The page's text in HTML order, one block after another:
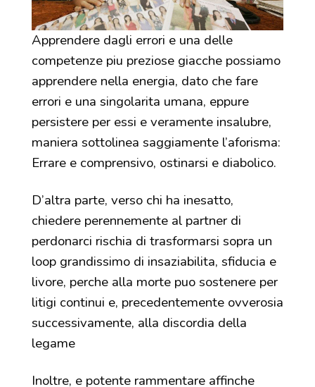
Apprendere dagli errori e una delle
competenze piu preziose giacche possiamo
apprendere nella energia, dato che fare
errori e una singolarita umana, eppure
persistere per essi e veramente insalubre,
maniera sottolinea saggiamente l’aforisma:
Errare e comprensivo, ostinarsi e diabolico.
D’altra parte, verso chi ha inesatto,
chiedere perennemente al partner di
perdonarci rischia di trasformarsi sopra un
loop grandissimo di insaziabilita, sfiducia e
livore, perche alla morte puo sostenere per
litigi continui e, precedentemente ovverosia
successivamente, alla discordia della
legame
Inoltre, e potente rammentare affinche